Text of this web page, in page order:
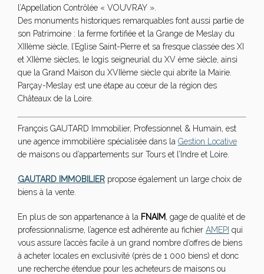
l’Appellation Contrôlée « VOUVRAY ».
Des monuments historiques remarquables font aussi partie de
son Patrimoine : la ferme fortifiée et la Grange de Meslay du
XIIIème siècle, l’Eglise Saint-Pierre et sa fresque classée des XI
et XIIème siècles, le logis seigneurial du XV ème siècle, ainsi
que la Grand Maison du XVIIème siècle qui abrite la Mairie.
Parçay-Meslay est une étape au cœur de la région des
Châteaux de la Loire.
François GAUTARD Immobilier, Professionnel & Humain, est
une agence immobilière spécialisée dans la Gestion Locative
de maisons ou d’appartements sur Tours et l’Indre et Loire.
GAUTARD IMMOBILIER propose également un large choix de
biens à la vente.
En plus de son appartenance à la FNAIM, gage de qualité et de
professionnalisme, l’agence est adhérente au fichier AMEPI qui
vous assure l’accès facile à un grand nombre d’offres de biens
à acheter locales en exclusivité (près de 1 000 biens) et donc
une recherche étendue pour les acheteurs de maisons ou